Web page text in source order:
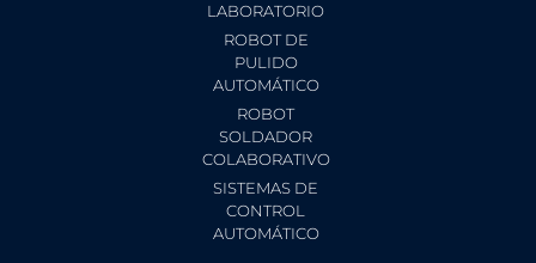
LABORATORIO
ROBOT DE
PULIDO
AUTOMÁTICO
ROBOT
SOLDADOR
COLABORATIVO
SISTEMAS DE
CONTROL
AUTOMÁTICO